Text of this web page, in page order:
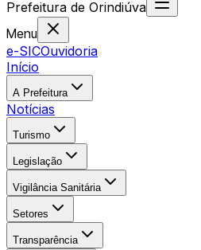
Prefeitura de Orindiúva
Menu
e-SICOuvidoria
Início
A Prefeitura
Notícias
Turismo
Legislação
Vigilância Sanitária
Setores
Transparência